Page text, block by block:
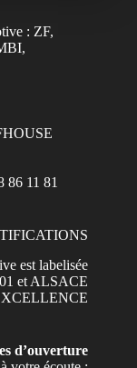
86 11 81
d’ouverture